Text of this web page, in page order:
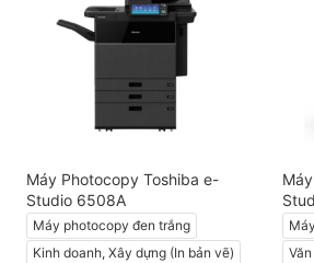
Máy Photocopy Toshiba e-
Studio 6508A
Máy photocopy đen trắng
Kinh doanh, Xây dựng (In bản vẽ)